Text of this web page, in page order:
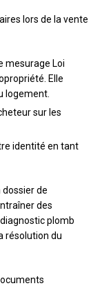
lors de la vente
mesurage Loi
Elle
logement.
sur les
identité en tant
de
des
plomb
résolution du